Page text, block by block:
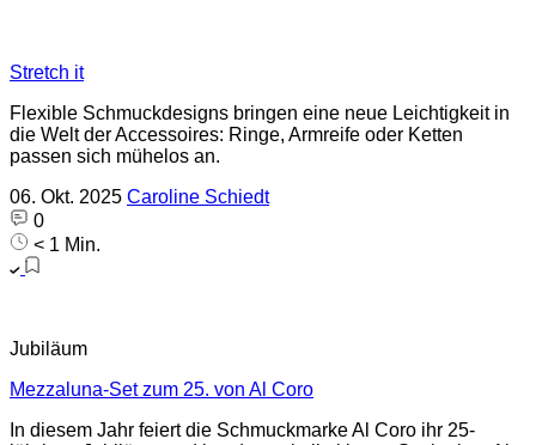
Stretch it
Flexible Schmuckdesigns bringen eine neue Leichtigkeit in
die Welt der Accessoires: Ringe, Armreife oder Ketten
passen sich mühelos an.
06. Okt. 2025 Caroline Schiedt
0
< 1 Min.
Jubiläum
Mezzaluna-Set zum 25. von Al Coro
In diesem Jahr feiert die Schmuckmarke Al Coro ihr 25-